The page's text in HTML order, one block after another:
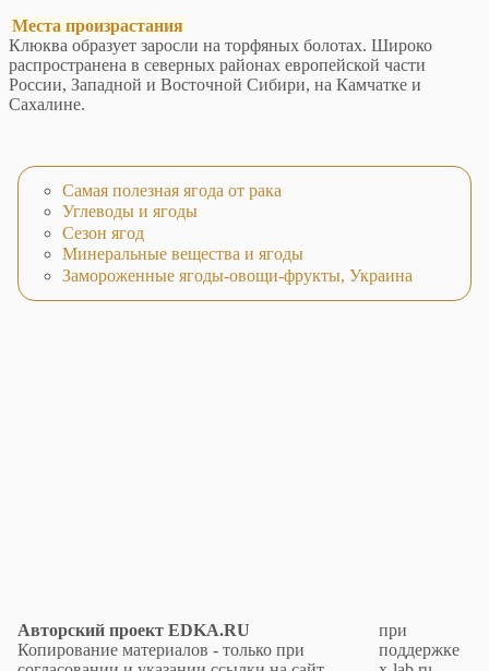
Места произрастания
Клюква образует заросли на торфяных болотах. Широко
распространена в северных районах европейской части
России, Западной и Восточной Сибири, на Камчатке и
Сахалине.
Самая полезная ягода от рака
Углеводы и ягоды
Сезон ягод
Минеральные вещества и ягоды
Замороженные ягоды-овощи-фрукты, Украина
Авторский проект EDKA.RU
Копирование материалов - только при
при
поддержке